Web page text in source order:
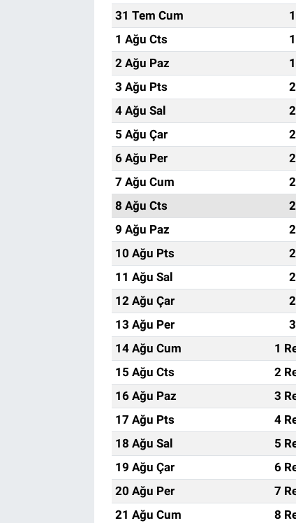
31 Tem Cum
1 Ağu Cts
2 Ağu Paz
3 Ağu Pts
4 Ağu Sal
5 Ağu Çar
6 Ağu Per
7 Ağu Cum
8 Ağu Cts
9 Ağu Paz
10 Ağu Pts
11 Ağu Sal
12 Ağu Çar
13 Ağu Per
14 Ağu Cum
1
15 Ağu Cts
2
16 Ağu Paz
3
17 Ağu Pts
4
18 Ağu Sal
5
19 Ağu Çar
6
20 Ağu Per
7
21 Ağu Cum
8